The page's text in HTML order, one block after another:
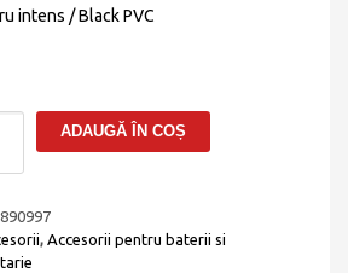
intens / Black PVC
ADAUGĂ ÎN COȘ
, Accesorii pentru baterii si